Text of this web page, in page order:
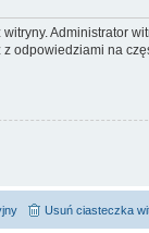
Administrator
odpowiedziami na
Usuń ciasteczka